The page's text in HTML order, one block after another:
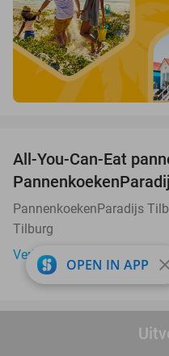
All-You-Can-Eat
PannenkoekenParadijs
Tilburg
Verkocht: 509
Ontbijt met crosti of
OPEN IN APP